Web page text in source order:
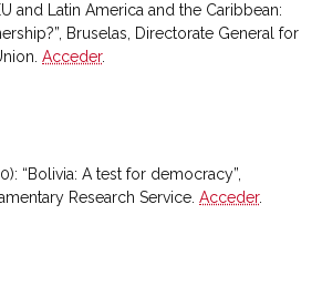
and Latin America and the Caribbean:
Bruselas, Directorate General for
Acceder.
“Bolivia: A test for democracy”,
Research Service. Acceder.